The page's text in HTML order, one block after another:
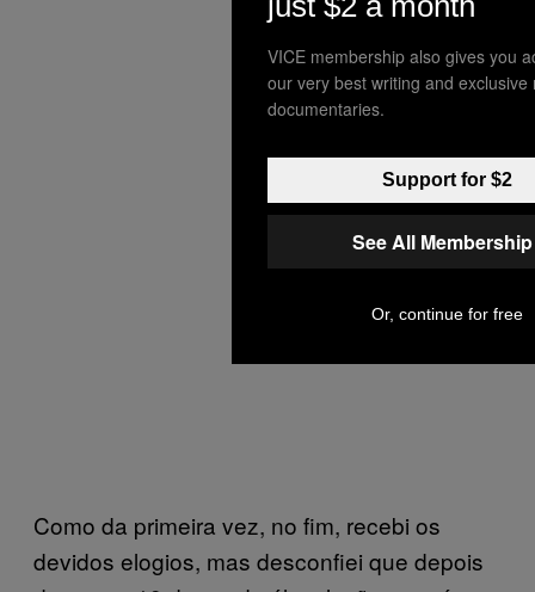
Como da primeira vez, no fim, recebi os
devidos elogios, mas desconfiei que depois
VICE membership also gives you
our very best writing and exclusive
documentaries.
Support for $2
See All
Or, continue for free